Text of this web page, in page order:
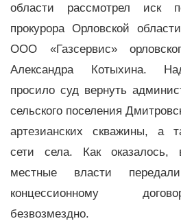
области рассмотрел иск
прокурора Орловской
ООО «Газсервис»
Александра Котыхина.
просило суд вернуть
сельского поселения
артезианских скважины, а
сети села. Как оказалось,
местные власти
концессионному
безвозмездно.